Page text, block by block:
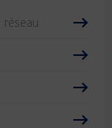
réseau